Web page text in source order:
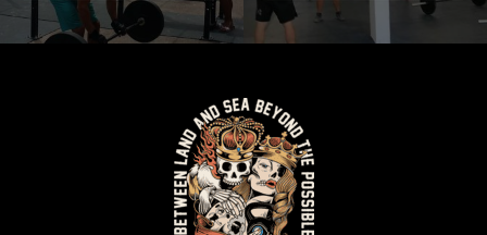
CrossFit Ajaccio CrossFit entre